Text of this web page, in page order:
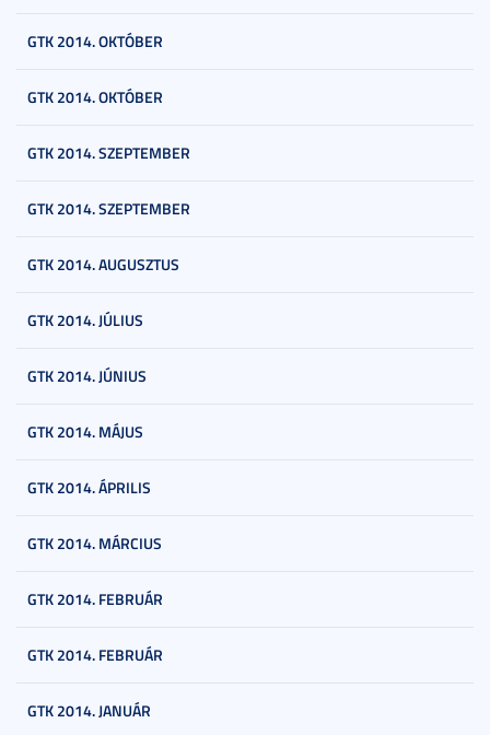
GTK 2014. OKTÓBER
GTK 2014. OKTÓBER
GTK 2014. SZEPTEMBER
GTK 2014. SZEPTEMBER
GTK 2014. AUGUSZTUS
GTK 2014. JÚLIUS
GTK 2014. JÚNIUS
GTK 2014. MÁJUS
GTK 2014. ÁPRILIS
GTK 2014. MÁRCIUS
GTK 2014. FEBRUÁR
GTK 2014. FEBRUÁR
GTK 2014. JANUÁR